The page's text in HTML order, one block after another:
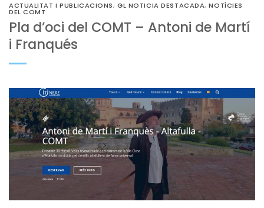
ACTUALITAT I PUBLICACIONS,GL NOTICIA DESTACADA,NOTÍCIES
DEL COMT
Pla d’oci del COMT – Antoni de Martí
i Franqués